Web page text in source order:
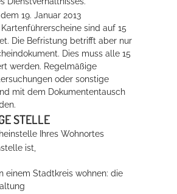
mehr
bietet den perfekten Standort für Events
19. Januar 2013
sind auf 15
Die Befristung betrifft aber nur
Dies muss alle 15
werden. Regelmäßige
oder sonstige
mit dem Dokumententausch
STELLE
Ihres Wohnortes
ist,
einem Stadtkreis wohnen: die